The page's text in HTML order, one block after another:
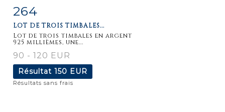
Fiche
264
LOT DE TROIS TIMBALES...
Lot de trois timbales en argent
925 millièmes, une...
90 - 120 EUR
Résultat 150 EUR
Résultats sans frais